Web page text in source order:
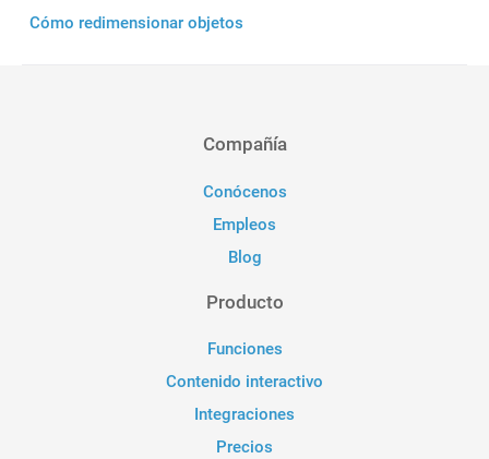
Cómo redimensionar objetos
Compañía
Conócenos
Empleos
Blog
Producto
Funciones
Contenido interactivo
Integraciones
Precios